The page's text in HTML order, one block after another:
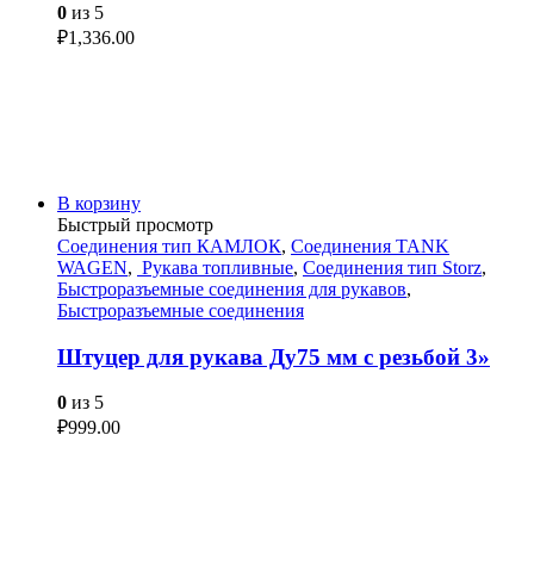
0 из 5
₽1,336.00
В корзину
Быстрый просмотр
Соединения тип КАМЛОК, Соединения TANK
WAGEN, Рукава топливные, Соединения тип Storz,
Быстроразъемные соединения для рукавов,
Быстроразъемные соединения
Штуцер для рукава Ду75 мм с резьбой 3»
0 из 5
₽999.00